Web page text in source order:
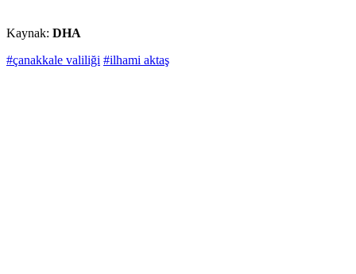
Kaynak: DHA
#çanakkale valiliği #ilhami aktaş